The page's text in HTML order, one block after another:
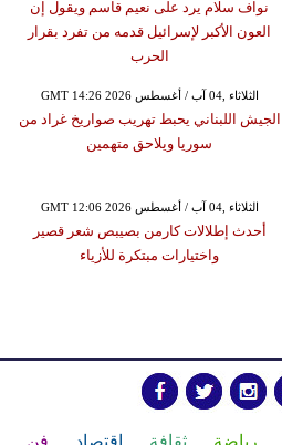
نواف سلام يرد على نعيم قاسم ويقول إن
العون الأكبر لإسرائيل قدمه من تفرد بقرار
الحرب
GMT 14:26 2026 الثلاثاء ,04 آب / أغسطس
الجيش اللبناني يحبط تهريب صواريخ غراد من
سوريا ويلاحق متهمين
GMT 12:06 2026 الثلاثاء ,04 آب / أغسطس
أحدث إطلالات كارمن بصيبص شعر قصير
واختيارات مبتكرة للأزياء